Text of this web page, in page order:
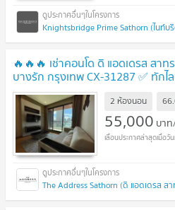
Knightsbridge Prime Sathorn (ไนท์บ
🔥🔥🔥 เช่าคอนโด ดิ แอดเดรส สาท
บางรัก กรุงเทพ CX-31287 ✅ ทัก
ทันที ทีมงานมืออาชีพ ✅ 🔥🔥🔥
2 ห้องนอน
55,000 บา
The Address Sathorn (ดิ แอดเดรส สา